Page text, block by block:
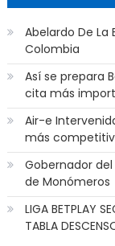
Abelardo De
Colombia
Así se prepara
cita más
Air-e
más
Gobernador
de Monómeros
LIGA BETPLAY
TABLA